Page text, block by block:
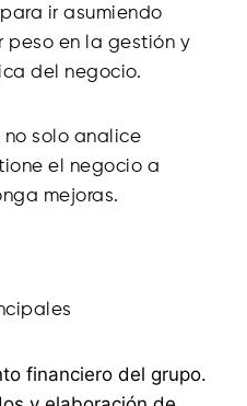
ir asumiendo
peso en la gestión y
del negocio.
no solo analice
el negocio a
mejoras.
financiero del grupo.